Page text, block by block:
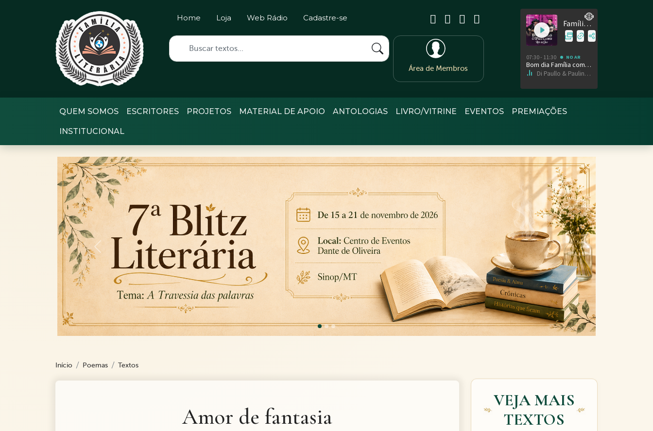
Home Loja Web Rádio Cadastre-se
Área de Membros
QUEM SOMOS ESCRITORES PROJETOS MATERIAL DE APOIO ANTOLOGIAS LIVRO/VITRINE EVENTOS PREMIAÇÕES
INSTITUCIONAL
Previous Next
Início Poemas Textos
Amor de fantasia
VEJA MAIS
TEXTOS